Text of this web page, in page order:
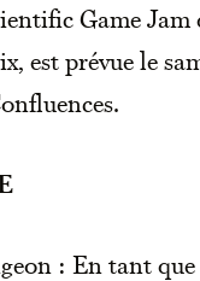
Game Jam
est prévue le
: En tant